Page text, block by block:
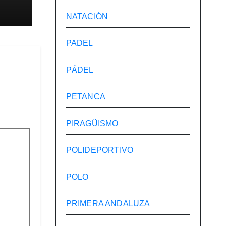
NATACIÓN
PADEL
PÁDEL
PETANCA
PIRAGÜISMO
POLIDEPORTIVO
POLO
PRIMERA ANDALUZA